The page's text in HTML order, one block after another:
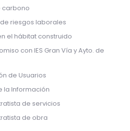
carbono
riesgos laborales
el hábitat construido
con IES Gran Vía y Ayto. de
de Usuarios
la Información
de servicios
de obra